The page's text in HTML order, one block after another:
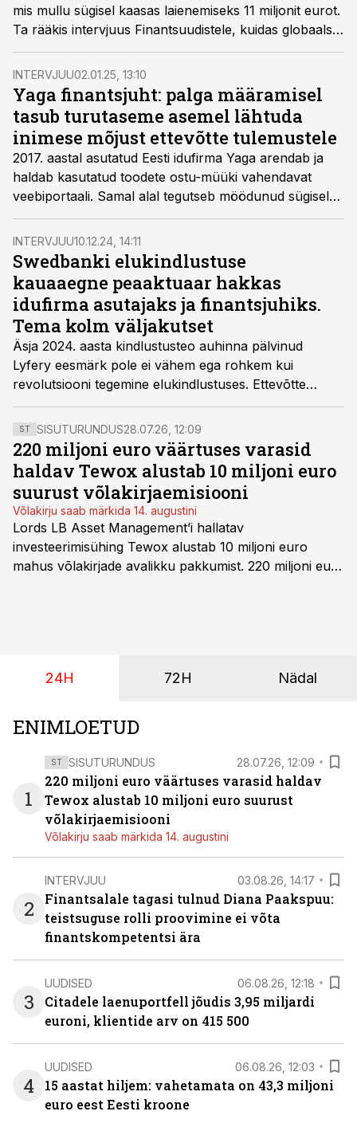
mis mullu sügisel kaasas laienemiseks 11 miljonit eurot.
Ta rääkis intervjuus Finantsuudistele, kuidas globaalset
influencer-turunduse platvormi ehitav ettevõtete seda
raha investeerib ja kulutab.
INTERVJUU02.01.25, 13:10
Yaga finantsjuht: palga määramisel
tasub turutaseme asemel lähtuda
inimese mõjust ettevõtte tulemustele
2017. aastal asutatud Eesti idufirma Yaga arendab ja
haldab kasutatud toodete ostu-müüki vahendavat
veebiportaali. Samal alal tegutseb möödunud sügisel
rohkem kui viis miljardit eurot väärt ettevõtteks
hinnatud Vinted, Leedu ükssarvik. Ent kui Vinted on
end sisse seadnud Euroopa suurtel turgudel, siis Yaga
tegutseb lisaks Eestile Aafrikas, millega paljude Eesti
investorite jaoks seondub õnnetu autorendifirma
Planet42. Yaga plaanidest rääkis Finantsuudistele
ettevõtte finantsjuht ja kaasasutaja Karl Erik Kotkas.
INTERVJUU10.12.24, 14:11
Swedbanki elukindlustuse
kauaaegne peaaktuaar hakkas
idufirma asutajaks ja finantsjuhiks.
Tema kolm väljakutset
Äsja 2024. aasta kindlustusteo auhinna pälvinud
Lyfery eesmärk pole ei vähem ega rohkem kui
revolutsiooni tegemine elukindlustuses. Ettevõtte
kaasasutaja ja finantsjuhi Veikko Tamlaki sõnul
keskendub Lyfery tervisliku elustiili toetamisele ja
ennetustegevustele, ühendades need kaks
elukindlustusega.
ST SISUTURUNDUS28.07.26, 12:09
220 miljoni euro väärtuses varasid
haldav Tewox alustab 10 miljoni euro
suurust võlakirjaemisiooni
Võlakirju saab märkida 14. augustini
Lords LB Asset Management’i hallatav
investeerimisühing Tewox alustab 10 miljoni euro
mahus võlakirjade avalikku pakkumist. 220 miljoni euro
24H 72H Nädal
ENIMLOETUD
1
ST SISUTURUNDUS 28.07.26, 12:09
220 miljoni euro väärtuses varasid haldav
Tewox alustab 10 miljoni euro suurust
võlakirjaemisiooni
Võlakirju saab märkida 14. augustini
2
INTERVJUU 03.08.26, 14:17
Finantsalale tagasi tulnud Diana Paakspuu:
teistsuguse rolli proovimine ei võta
finantskompetentsi ära
3
UUDISED 06.08.26, 12:18
Citadele laenuportfell jõudis 3,95 miljardi
euroni, klientide arv on 415 500
4
UUDISED 06.08.26, 12:03
15 aastat hiljem: vahetamata on 43,3 miljoni
euro eest Eesti kroone